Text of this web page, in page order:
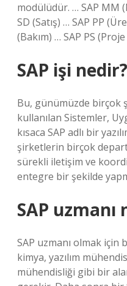
modülüdür. … SAP MM
SD (Satış) … SAP PP
(Bakım) … SAP PS
SAP işi nedir?
Bu, günümüzde birçok
kullanılan Sistemler,
kısaca SAP adlı bir
şirketlerin birçok
sürekli iletişim ve
entegre bir şekilde
SAP
SAP uzmanı olmak
kimya, yazılım
mühendisliği gibi bir